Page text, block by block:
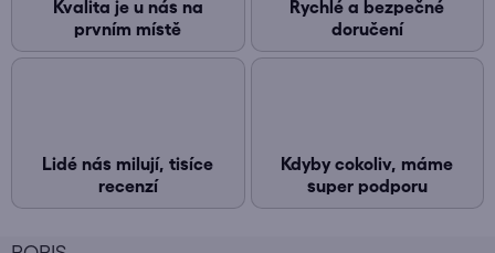
Kvalita je u nás na
prvním místě
Rychlé a bezpečné
doručení
Lidé nás milují, tisíce
recenzí
Kdyby cokoliv, máme
super podporu